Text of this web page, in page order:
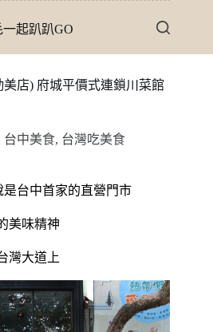
起趴趴GO
店) 府城平價式連鎖川菜館
台中美食, 台灣吃美食
是台中首家的直營門市
美味精神
灣大道上